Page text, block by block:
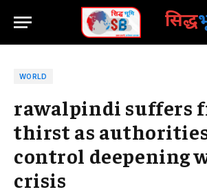
सिद्ध
WORLD
rawalpindi suffers
thirst as
control deepening
crisis